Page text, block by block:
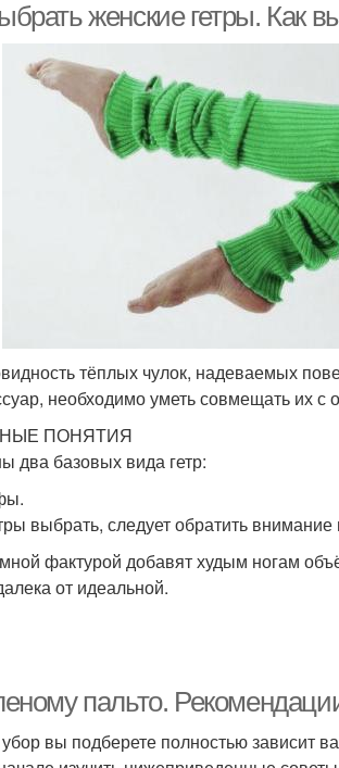
женские гетры. Как
тёплых чулок, надеваемых
необходимо уметь совмещать их
ПОНЯТИЯ
два базовых вида гетр:
выбрать, следует обратить
фактурой добавят худым ногам
от идеальной.
пальто.
убор вы подберете полностью